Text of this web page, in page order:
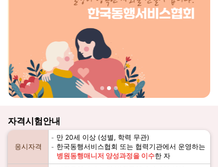
자격시험안내
응시자격
만 20세 이상 (성별, 학력 무관)
한국동행서비스협회 또는 협력기관에서 운영하는
병원동행매니저 양성과정을 이수한 자